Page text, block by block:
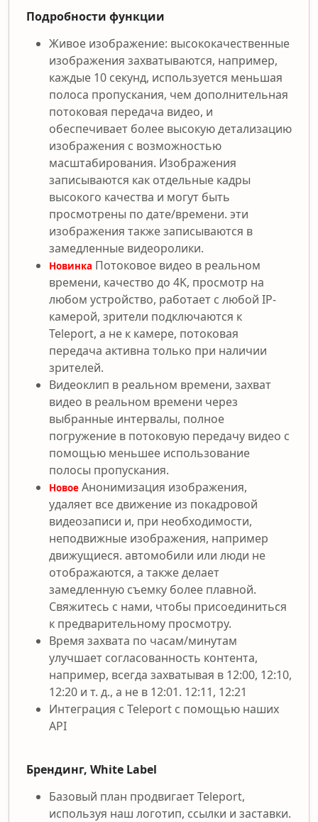
Подробности функции
Живое изображение: высококачественные
изображения захватываются, например,
каждые 10 секунд, используется меньшая
полоса пропускания, чем дополнительная
потоковая передача видео, и
обеспечивает более высокую детализацию
изображения с возможностью
масштабирования. Изображения
записываются как отдельные кадры
высокого качества и могут быть
просмотрены по дате/времени. эти
изображения также записываются в
замедленные видеоролики.
Новинка Потоковое видео в реальном
времени, качество до 4K, просмотр на
любом устройство, работает с любой IP-
камерой, зрители подключаются к
Teleport, а не к камере, потоковая
передача активна только при наличии
зрителей.
Видеоклип в реальном времени, захват
видео в реальном времени через
выбранные интервалы, полное
погружение в потоковую передачу видео с
помощью меньшее использование
полосы пропускания.
Новое Анонимизация изображения,
удаляет все движение из покадровой
видеозаписи и, при необходимости,
неподвижные изображения, например
движущиеся. автомобили или люди не
отображаются, а также делает
замедленную съемку более плавной.
Свяжитесь с нами, чтобы присоединиться
к предварительному просмотру.
Время захвата по часам/минутам
улучшает согласованность контента,
например, всегда захватывая в 12:00, 12:10,
12:20 и т. д., а не в 12:01. 12:11, 12:21
Интеграция с Teleport с помощью наших
API
Брендинг, White Label
Базовый план продвигает Teleport,
используя наш логотип, ссылки и заставки.